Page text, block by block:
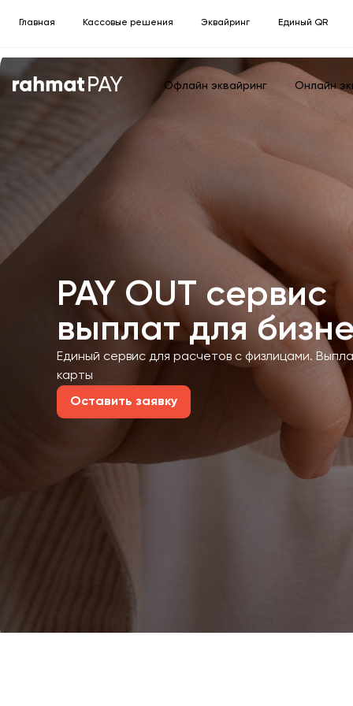
Главная Кассовые решения Эквайринг Единый QR
Офлайн эквайринг Онлайн
PAY OUT сервис
выплат для
Единый сервис для расчетов с физлицами.
карты
Оставить заявку